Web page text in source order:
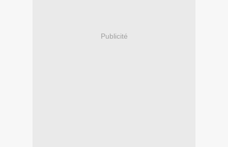
Publicité